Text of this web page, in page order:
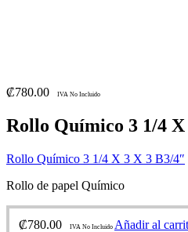
₡780.00 IVA No Incluido
Rollo Químico 3 1/4 X
Rollo Químico 3 1/4 X 3 X 3 B3/4″
Rollo de papel Químico
₡780.00 IVA No Incluido Añadir al